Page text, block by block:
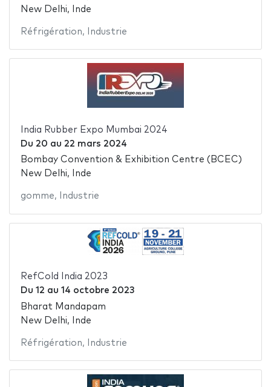
New Delhi, Inde
Réfrigération, Industrie
India Rubber Expo Mumbai 2024
Du 20 au 22 mars 2024
Bombay Convention & Exhibition Centre (BCEC)
New Delhi, Inde
gomme, Industrie
RefCold India 2023
Du 12 au 14 octobre 2023
Bharat Mandapam
New Delhi, Inde
Réfrigération, Industrie